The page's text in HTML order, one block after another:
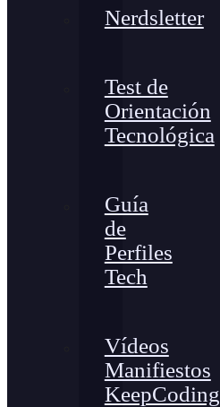
Nerdsletter
Test de
Orientación
Tecnológica
Guía
de
Perfiles
Tech
Vídeos
Manifiestos
KeepCoding